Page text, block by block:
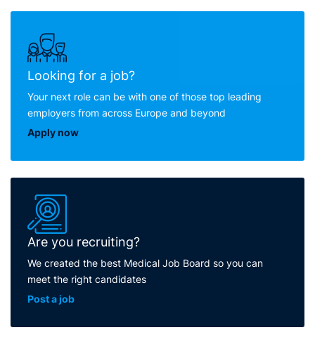
Looking for a job?
Your next role can be with one of those top leading
employers from across Europe and beyond
Apply now
Are you recruiting?
We created the best Medical Job Board so you can
meet the right candidates
Post a job